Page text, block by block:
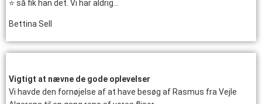
⭐ så fik han det. Vi har aldrig…
Bettina Sell
Vigtigt at nævne de gode oplevelser
Vi havde den fornøjelse af at have besøg af Rasmus fra Vejle